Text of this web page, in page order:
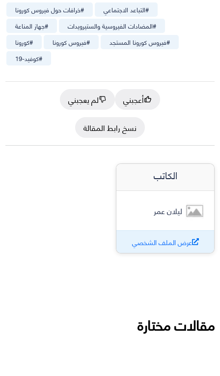
#خرافات حول فيروس كورونا #التباعد الاجتماعي
#جهاز المناعة #المضادات الفيروسية والستيرويدات
#كورونا #فيروس كورونا #فيروس كورونا المستجد
#كوفيد-19
أعجبني
لم يعجبني
نسخ رابط المقالة
الكاتب
ليلان عمر
عرض الملف الشخصي
مقالات مختارة